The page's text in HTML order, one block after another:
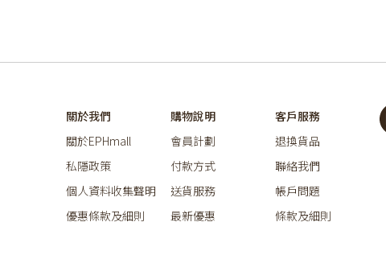
關於我們
關於EPHmall
私隱政策
個人資料收集聲明
優惠條款及細則
購物說明
會員計劃
付款方式
送貨服務
最新優惠
客戶服務
退換貨品
聯絡我們
帳戶問題
條款及細則